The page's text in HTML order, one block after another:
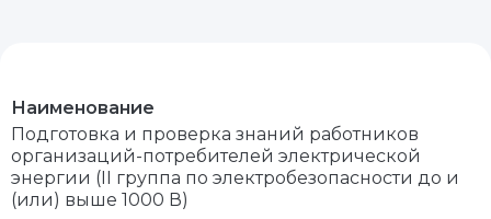
Наименование
Подготовка и проверка знаний работников
организаций-потребителей электрической
энергии (II группа по электробезопасности до и
(или) выше 1000 В)